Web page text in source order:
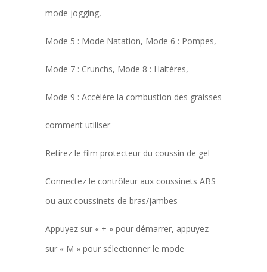
mode jogging,
Mode 5 : Mode Natation, Mode 6 : Pompes,
Mode 7 : Crunchs, Mode 8 : Haltères,
Mode 9 : Accélère la combustion des graisses
comment utiliser
Retirez le film protecteur du coussin de gel
Connectez le contrôleur aux coussinets ABS
ou aux coussinets de bras/jambes
Appuyez sur « + » pour démarrer, appuyez
sur « M » pour sélectionner le mode